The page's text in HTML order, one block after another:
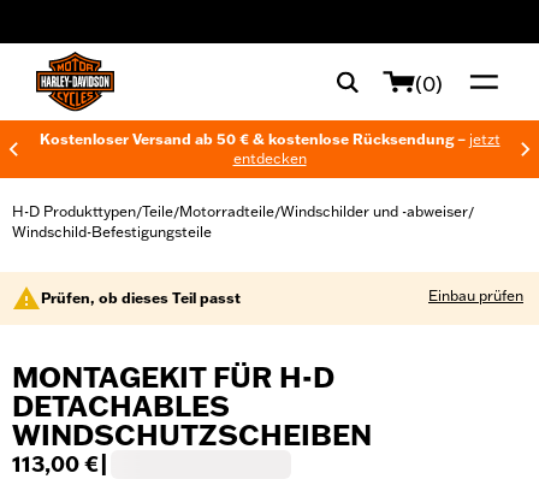
(0)
Kostenloser Versand ab 50 € & kostenlose Rücksendung – jetzt
entdecken
H-D Produkttypen/Teile/Motorradteile/Windschilder und -abweiser/
Windschild-Befestigungsteile
Prüfen, ob dieses Teil passt Einbau prüfen
MONTAGEKIT FÜR H-D
DETACHABLES
WINDSCHUTZSCHEIBEN
113,00 €